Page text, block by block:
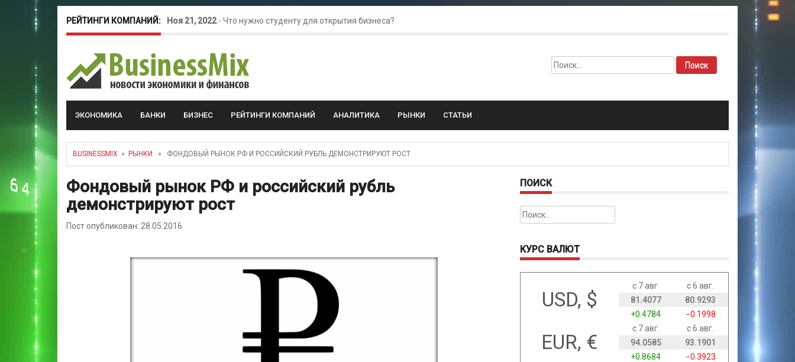
РЕЙТИНГИ КОМПАНИЙ: Ноя 21, 2022- Что нужно студенту для открытия бизнеса?
Май 16, 2022-Курсовые колебания: как защитить свой бизнес?
Найти:
ЭКОНОМИКА БАНКИ БИЗНЕС РЕЙТИНГИ КОМПАНИЙ АНАЛИТИКА РЫНКИ СТАТЬИ
BUSINESSMIX » РЫНКИ » ФОНДОВЫЙ РЫНОК РФ И РОССИЙСКИЙ РУБЛЬ ДЕМОНСТРИРУЮТ РОСТ
Фондовый рынок РФ и российский рубль
демонстрируют рост
Пост опубликован: 28.05.2016
ПОИСК
Найти:
КУРС ВАЛЮТ
USD, $
с 7 авг.
с 6 авг.
81.4077
80.9293
+0.4784
−0.1998
EUR, €
с 7 авг.
с 6 авг.
94.0585
93.1901
+0.8684
−0.3923